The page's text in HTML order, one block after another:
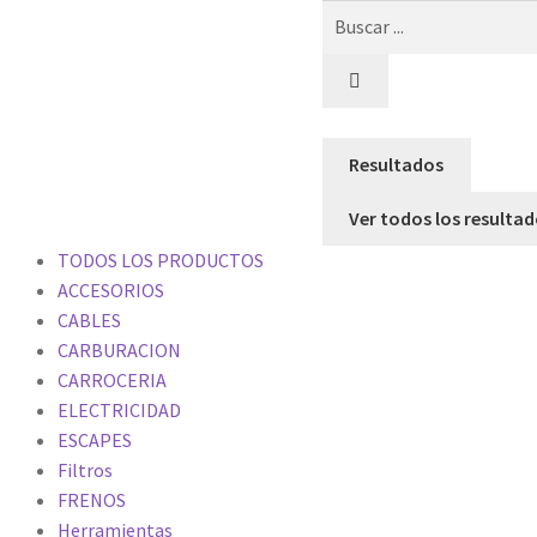
Resultados
Ver todos los
TODOS LOS PRODUCTOS
ACCESORIOS
CABLES
CARBURACION
CARROCERIA
ELECTRICIDAD
ESCAPES
Filtros
FRENOS
Herramientas